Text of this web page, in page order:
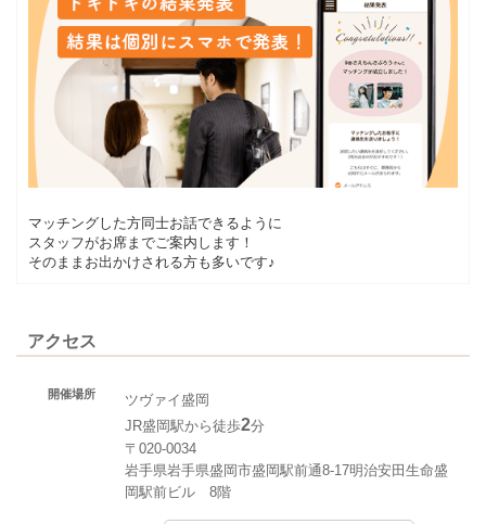
マッチングした方同士お話できるように
スタッフがお席までご案内します！
そのままお出かけされる方も多いです♪
アクセス
開催場所
ツヴァイ盛岡
JR盛岡駅から徒歩2分
〒020-0034
岩手県岩手県盛岡市盛岡駅前通8-17明治安田生命盛
岡駅前ビル 8階